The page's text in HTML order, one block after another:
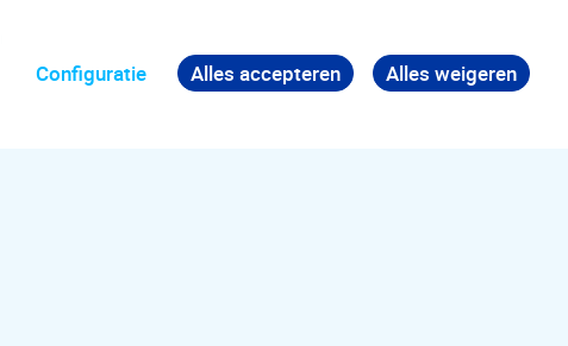
Configuratie Alles accepteren Alles weigeren